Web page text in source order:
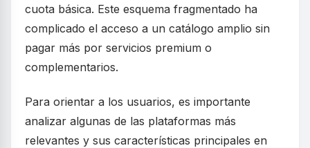
cuota básica. Este esquema fragmentado ha
complicado el acceso a un catálogo amplio sin
pagar más por servicios premium o
complementarios.
Para orientar a los usuarios, es importante
analizar algunas de las plataformas más
relevantes y sus características principales en